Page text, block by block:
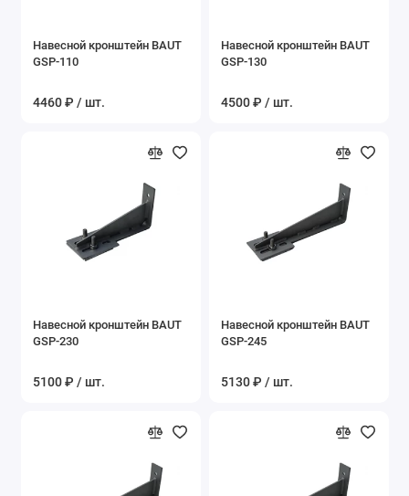
Навесной кронштейн BAUT
GSP-110
4460 ₽ / шт.
Навесной кронштейн BAUT
GSP-130
4500 ₽ / шт.
Навесной кронштейн BAUT
GSP-230
5100 ₽ / шт.
Навесной кронштейн BAUT
GSP-245
5130 ₽ / шт.